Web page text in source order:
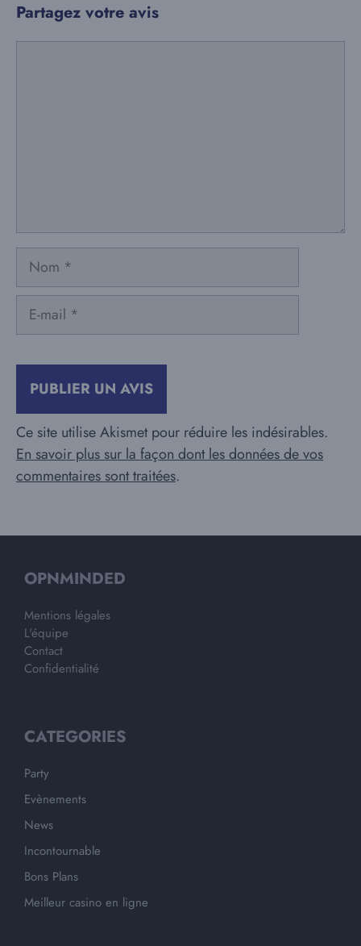
Partagez votre avis
Nom
Ce site utilise Akismet pour réduire les indésirables.
En savoir plus sur la façon dont les données de vos
commentaires sont traitées.
OPNMINDED
Mentions légales
L'équipe
Contact
Confidentialité
CATEGORIES
Party
Evènements
News
Incontournable
Bons Plans
Meilleur casino en ligne